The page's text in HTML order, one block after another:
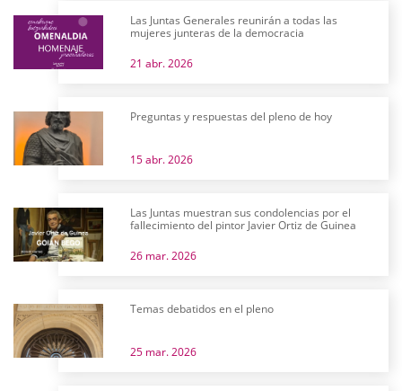
Las Juntas Generales reunirán a todas las
mujeres junteras de la democracia
21 abr. 2026
Preguntas y respuestas del pleno de hoy
15 abr. 2026
Las Juntas muestran sus condolencias por el
fallecimiento del pintor Javier Ortiz de Guinea
26 mar. 2026
Temas debatidos en el pleno
25 mar. 2026